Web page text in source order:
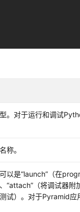
。对于运行和调试
称。
以是“launch” （在
“attach” （将调试器
测试）。对于Pyramid